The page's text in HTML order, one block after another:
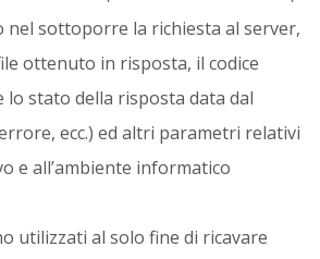
nel sottoporre la richiesta al server,
ottenuto in risposta, il codice
lo stato della risposta data dal
ecc.) ed altri parametri relativi
e all’ambiente informatico
utilizzati al solo fine di ricavare